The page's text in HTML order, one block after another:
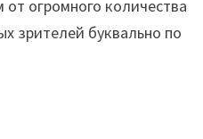
от огромного количества
зрителей буквально по